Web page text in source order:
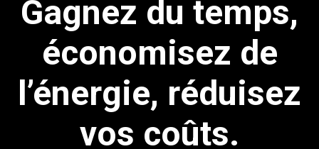
Gagnez du temps,
économisez de
l’énergie, réduisez
vos coûts.